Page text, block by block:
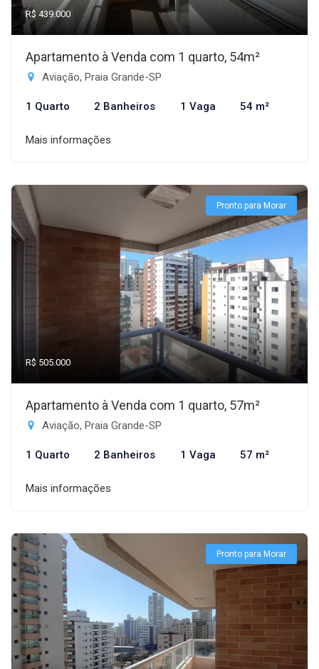
R$ 439.000
Apartamento à Venda com 1 quarto, 54m²
Aviação, Praia Grande-SP
1 Quarto 2 Banheiros 1 Vaga 54 m²
Mais informações
Pronto para Morar
R$ 505.000
Apartamento à Venda com 1 quarto, 57m²
Aviação, Praia Grande-SP
1 Quarto 2 Banheiros 1 Vaga 57 m²
Mais informações
Pronto para Morar